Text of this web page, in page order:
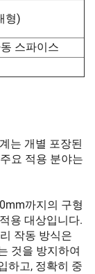
형)
스파이스
는 개별 포장된
요 적용 분야는
까지의 구형
용 대상입니다.
작동 방식은
것을 방지하여
하고, 정확히 중